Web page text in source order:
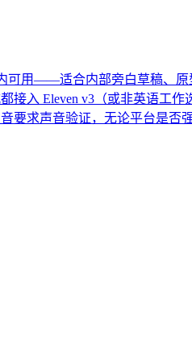
可用——适合内部旁白草稿、
接入 Eleven v3（或非英语工
要求声音验证，无论平台是否